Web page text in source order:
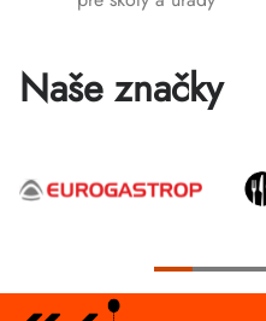
Naše značky